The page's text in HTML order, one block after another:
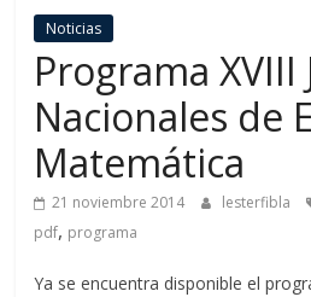
Matemática
Noticias
Programa XVIII
Nacionales de
Matemática
21 noviembre 2014 lesterfibla
pdf, programa
Ya se encuentra disponible el